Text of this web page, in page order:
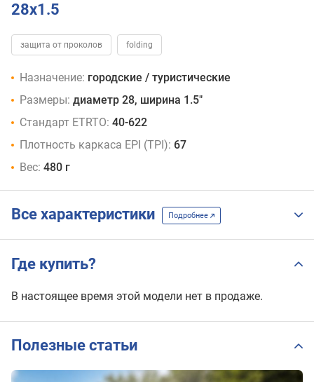
28x1.5
защита от проколов folding
Назначение: городские / туристические
Размеры: диаметр 28, ширина 1.5"
Стандарт ETRTO: 40-622
Плотность каркаса EPI (TPI): 67
Вес: 480 г
Все характеристики Подробнее
Где купить?
В настоящее время этой модели нет в продаже.
Полезные статьи